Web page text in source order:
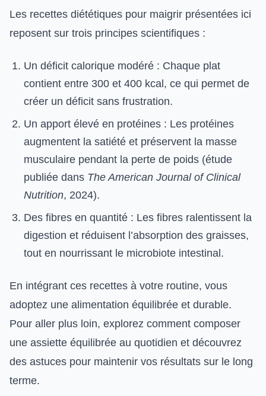
Les recettes diététiques pour maigrir présentées ici
reposent sur trois principes scientifiques :
Un déficit calorique modéré : Chaque plat
contient entre 300 et 400 kcal, ce qui permet de
créer un déficit sans frustration.
Un apport élevé en protéines : Les protéines
augmentent la satiété et préservent la masse
musculaire pendant la perte de poids (étude
publiée dans The American Journal of Clinical
Nutrition, 2024).
Des fibres en quantité : Les fibres ralentissent la
digestion et réduisent l’absorption des graisses,
tout en nourrissant le microbiote intestinal.
En intégrant ces recettes à votre routine, vous
adoptez une alimentation équilibrée et durable.
Pour aller plus loin, explorez comment composer
une assiette équilibrée au quotidien et découvrez
des astuces pour maintenir vos résultats sur le long
terme.